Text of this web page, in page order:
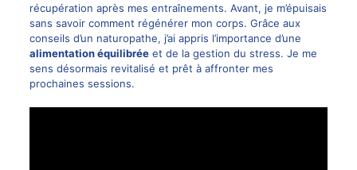
récupération après mes entraînements. Avant, je m’épuisais
sans savoir comment régénérer mon corps. Grâce aux
conseils d’un naturopathe, j’ai appris l’importance d’une
alimentation équilibréeet de la gestion du stress. Je me
sens désormais revitalisé et prêt à affronter mes
prochaines sessions.